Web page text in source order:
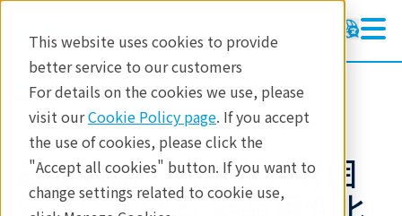
This website uses cookies to provide
better service to our customers
For details on the cookies we use, please
visit ourCookie Policy page. If you accept
the use of cookies, please click the
"Accept all cookies" button. If you want to
change settings related to cookie use,
製品 X線回折・散乱
X線回折
アプリケーションノート
高温昇温・特殊ガス雰囲
気下における 結晶相変化